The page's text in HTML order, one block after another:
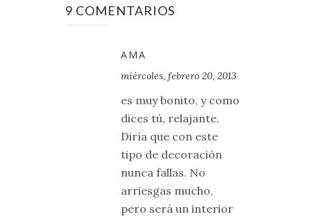
9 COMENTARIOS
AMA
miércoles, febrero 20, 2013
es muy bonito, y como
dices tú, relajante.
Diría que con este
tipo de decoración
nunca fallas. No
arriesgas mucho,
pero será un interior